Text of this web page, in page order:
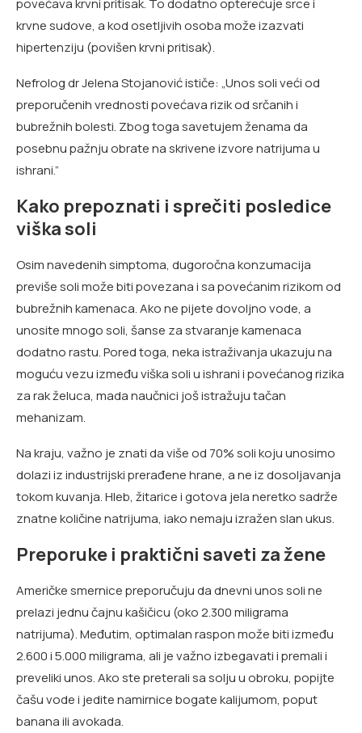
povećava krvni pritisak. To dodatno opterećuje srce i
krvne sudove, a kod osetljivih osoba može izazvati
hipertenziju (povišen krvni pritisak).
Nefrolog dr Jelena Stojanović ističe: „Unos soli veći od
preporučenih vrednosti povećava rizik od srčanih i
bubrežnih bolesti. Zbog toga savetujem ženama da
posebnu pažnju obrate na skrivene izvore natrijuma u
ishrani.”
Kako prepoznati i sprečiti posledice
viška soli
Osim navedenih simptoma, dugoročna konzumacija
previše soli može biti povezana i sa povećanim rizikom od
bubrežnih kamenaca. Ako ne pijete dovoljno vode, a
unosite mnogo soli, šanse za stvaranje kamenaca
dodatno rastu. Pored toga, neka istraživanja ukazuju na
moguću vezu između viška soli u ishrani i povećanog rizika
za rak želuca, mada naučnici još istražuju tačan
mehanizam.
Na kraju, važno je znati da više od 70% soli koju unosimo
dolazi iz industrijski prerađene hrane, a ne iz dosoljavanja
tokom kuvanja. Hleb, žitarice i gotova jela neretko sadrže
znatne količine natrijuma, iako nemaju izražen slan ukus.
Preporuke i praktični saveti za žene
Američke smernice preporučuju da dnevni unos soli ne
prelazi jednu čajnu kašičicu (oko 2.300 miligrama
natrijuma). Međutim, optimalan raspon može biti između
2.600 i 5.000 miligrama, ali je važno izbegavati i premali i
preveliki unos. Ako ste preterali sa solju u obroku, popijte
čašu vode i jedite namirnice bogate kalijumom, poput
banana ili avokada.